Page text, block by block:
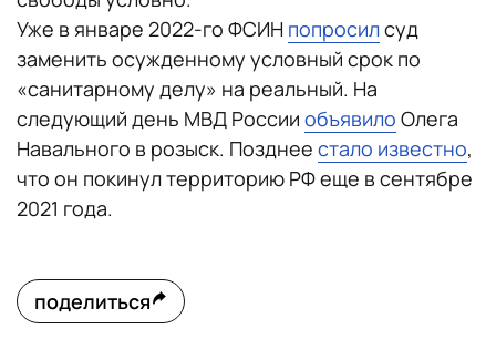
Уже в январе 2022-го ФСИН попросилсуд
заменить осужденному условный срок по
«санитарному делу» на реальный. На
следующий день МВД России объявило Олега
Навального в розыск. Позднее стало известно,
что он покинул территорию РФ еще в сентябре
2021 года.
поделиться